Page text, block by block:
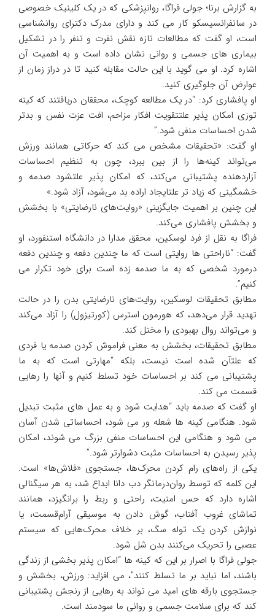
به گزارش برنا؛ جولی فراگا، روانپزشکی که در یک کلینیک خصوصی
در سانفرانسیسکو کار می کند و دارای مدرک دکترای روانشناسی
است، او گفت که مطالعات تازه نقش نفرت و تنفر را در تشکیل
بیماری های جسمی و روانی نشان داده است و به اهمیت آن
اشاره کرد. او می گوید با این حالت مقابله کنید تا در دراز زمان از
عوارض آن جلوگیری کنید.
او پافشاری کرد: “در یک مطالعه کوچک، محققان دریافتند که کینه
توزی امکان پذیر علتتقویت افکار مزاحم، افت عزت نفس و بدتر
شدن احساسات منفی شود.”
او گفت: «تحقیقات مشخص می کند که حرکاتی همانند ورزش
می‌تواند کینه‌ها را از بین ببرد، چون به تنظیم احساسات
آزاردهنده پشتیبانی می‌کند، که امکان پذیر علتشود صدمه و
خشمگینی که زیاد تر علتایجاد اراده بد می‌شود، آزاد شود.»
این چنین بر اهمیت جایگزینی «روایت‌های نارضایتی» با بخشش
و بخشش پافشاری می‌کند.
فراگا به نقل از فرد لوسکین، محقق مدارا در دانشگاه استنفورد، او
گفت: “ناراحتی ها روایتی است که ما چندین دفعه و چندین دفعه
درمورد شخصی که به ما صدمه زده است برای خود تکرار می
کنیم”.
مطابق تحقیقات لوسکین، روایت‌های نارضایتی بدن را در حالت
تهدید قرار می‌دهد، که هورمون استرس (کورتیزول) را آزاد می‌کند
و می‌تواند روال بهبودی را مختل کند.
مطابق تحقیقات، بخشش به معنی فراموش کردن صدمه یا فردی
که علتآن شده است نیست، بلکه “مهارتی است که به ما
پشتیبانی می کند بر احساسات خود تسلط کنیم و آنها را رهایی
قسمت می کند.
او گفت که صدمه باید “هدایت شود و به عمل های مثبت تبدیل
شود. هنگامی کینه ها شعله ور می شود، احساساتی شدن آسان
می شود و هنگامی این احساسات منفی بزرگ می شوند، امکان
پذیر رسیدن به احساسات مثبت دشوارتر شود.”
یکی از راه‌های رام کردن محرک‌ها، جستجوی «فلاش‌ها» است.
این کلمه که توسط روان‌درمانگر دب دانا ابداع شد، به هر سیگنالی
اشاره دارد که حس امنیت، راحتی و ربط را برانگیزد، همانند
تماشای غروب آفتاب، گوش دادن به موسیقی آرام‌قسمت، یا
نوازش کردن یک توله سگ، بر خلاف محرک‌هایی که سیستم
عصبی را تحریک می‌کنند بدن شل شود.
جولی فراگا با اصرار بر این که کینه ها “امکان پذیر بخشی از زندگی
باشند، اما نباید بر ما تسلط کنند”، می افزاید: ورزش، بخشش و
جستجوی بارقه های امید می تواند به رهایی از رنجش پشتیبانی
کند که برای سلامت جسمی و روانی ما سودمند است.